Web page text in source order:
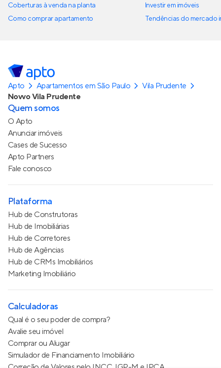
Coberturas à venda na planta
Como comprar apartamento
Investir em imóveis
Tendências do mercado
Apto Apartamentos em São Paulo
Vila Prudente
Novvo Vila Prudente
Quem somos
O Apto
Anunciar imóveis
Cases de Sucesso
Apto Partners
Fale conosco
Plataforma
Hub de Construtoras
Hub de Imobiliárias
Hub de Corretores
Hub de Agências
Hub de CRMs Imobiliários
Marketing Imobiliário
Calculadoras
Qual é o seu poder de compra?
Avalie seu imóvel
Comprar ou Alugar
Simulador de Financiamento Imobiliário